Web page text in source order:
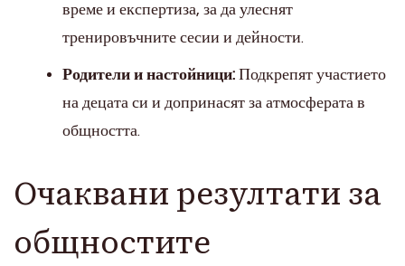
време и експертиза, за да улеснят
тренировъчните сесии и дейности.
Родители и настойници: Подкрепят участието
на децата си и допринасят за атмосферата в
общността.
Очаквани резултати за
общностите